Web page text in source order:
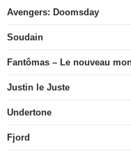
Avengers: Doomsday
Soudain
Fantômas – Le nouveau
Justin le Juste
Undertone
Fjord